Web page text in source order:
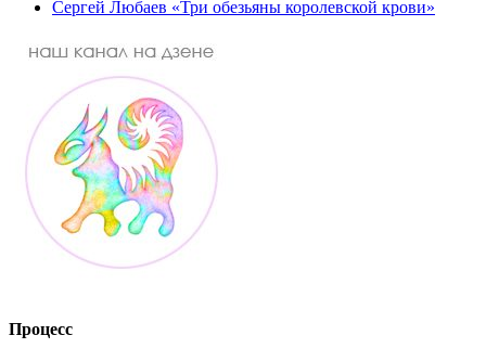
Сергей Любаев «Три обезьяны королевской крови»
Процесс